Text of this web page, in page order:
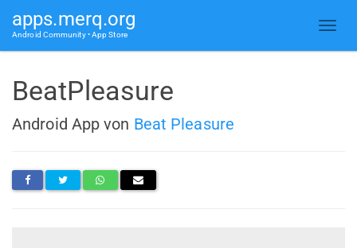
apps.merq.org
Android Community • App Store
BeatPleasure
Android App von Beat Pleasure